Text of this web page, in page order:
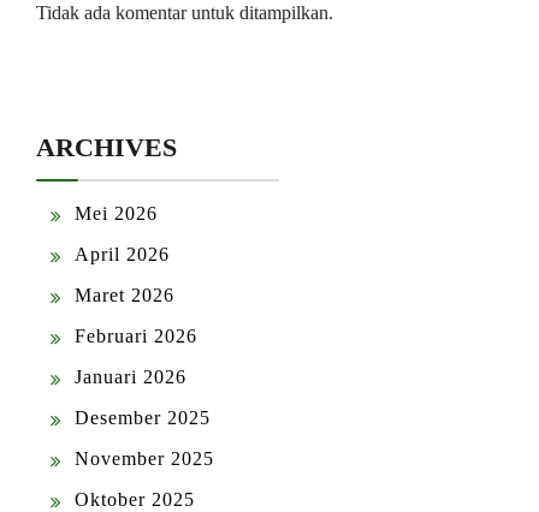
Tidak ada komentar untuk ditampilkan.
ARCHIVES
Mei 2026
April 2026
Maret 2026
Februari 2026
Januari 2026
Desember 2025
November 2025
Oktober 2025